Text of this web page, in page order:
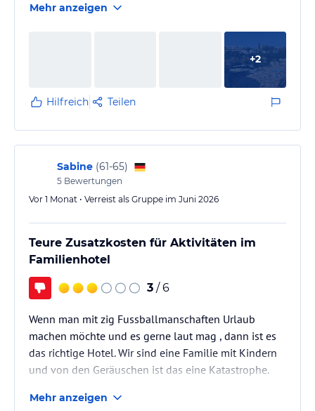
Mehr anzeigen
+2
Hilfreich Teilen
Sabine (61-65)
5 Bewertungen
Vor 1 Monat • Verreist als Gruppe im Juni 2026
Teure Zusatzkosten für Aktivitäten im
Familienhotel
3 / 6
Wenn man mit zig Fussballmanschaften Urlaub
machen möchte und es gerne laut mag , dann ist es
das richtige Hotel. Wir sind eine Familie mit Kindern
und von den Geräuschen ist das eine Katastrophe.
kleine Kinder sehr schön. Personal, überall sehr nett.
Mehr anzeigen